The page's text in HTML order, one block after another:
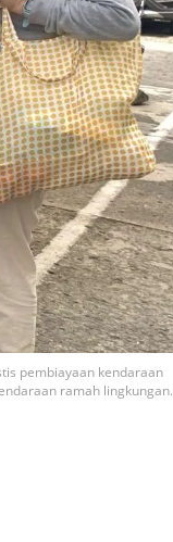
pembiayaan kendaraan
ramah lingkungan.